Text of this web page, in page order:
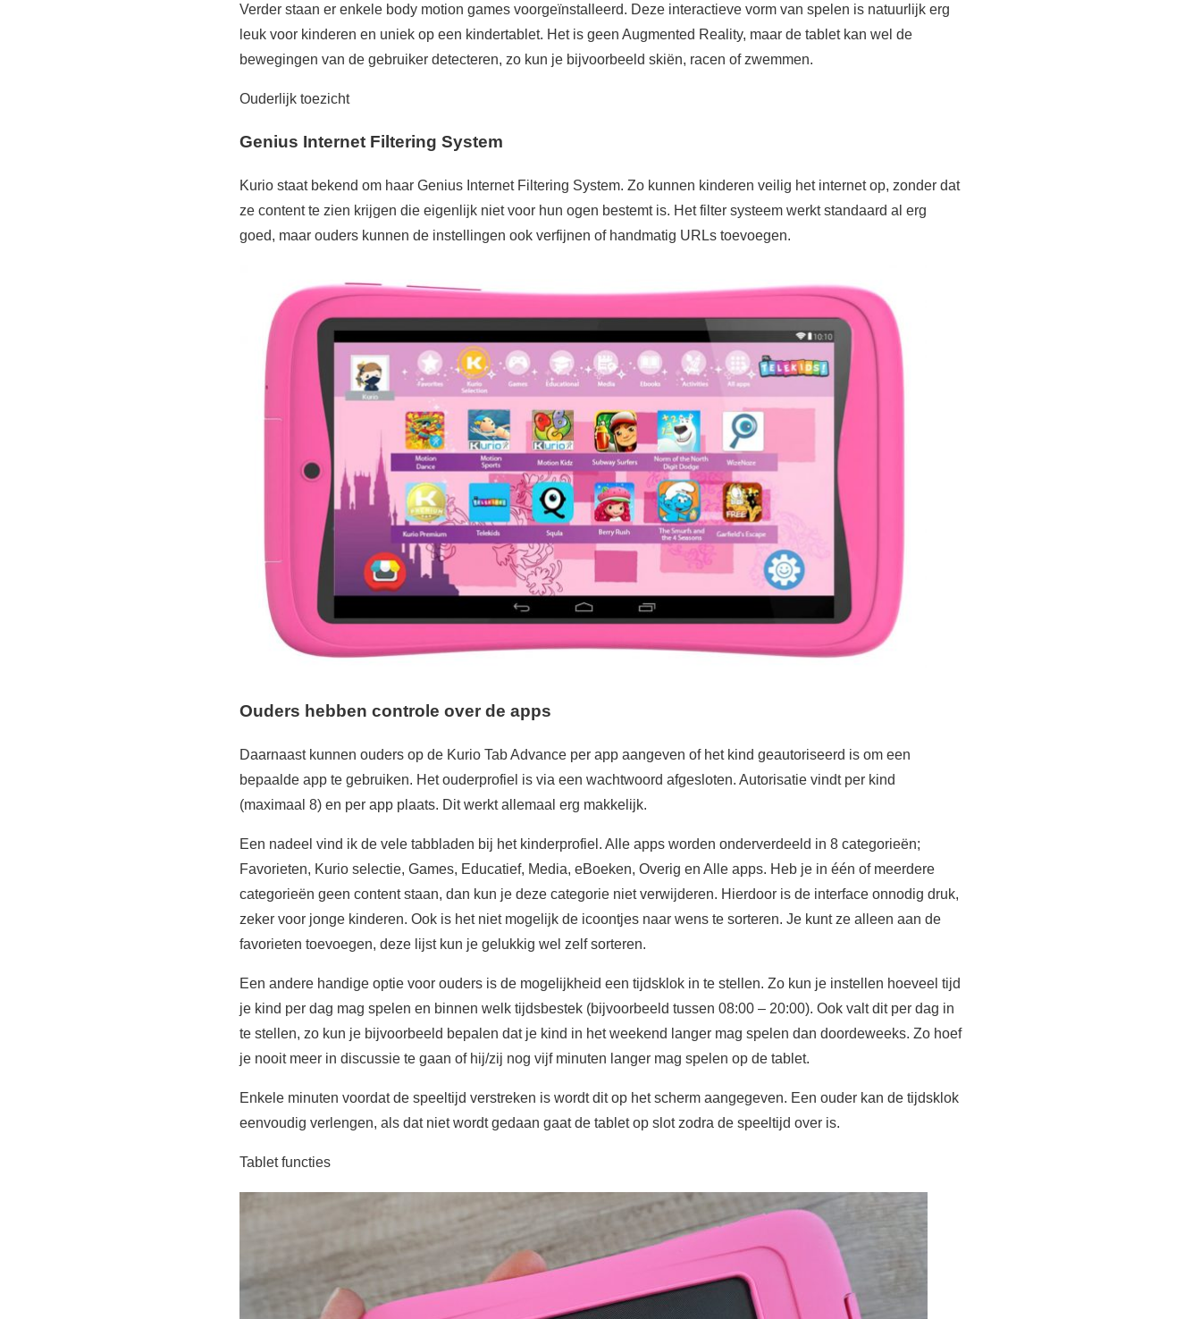
Verder staan er enkele body motion games voorgeïnstalleerd. Deze interactieve vorm van spelen is natuurlijk erg
leuk voor kinderen en uniek op een kindertablet. Het is geen Augmented Reality, maar de tablet kan wel de
bewegingen van de gebruiker detecteren, zo kun je bijvoorbeeld skiën, racen of zwemmen.
Ouderlijk toezicht
Genius Internet Filtering System
Kurio staat bekend om haar Genius Internet Filtering System. Zo kunnen kinderen veilig het internet op, zonder dat
ze content te zien krijgen die eigenlijk niet voor hun ogen bestemt is. Het filter systeem werkt standaard al erg
goed, maar ouders kunnen de instellingen ook verfijnen of handmatig URLs toevoegen.
Ouders hebben controle over de apps
Daarnaast kunnen ouders op de Kurio Tab Advance per app aangeven of het kind geautoriseerd is om een
bepaalde app te gebruiken. Het ouderprofiel is via een wachtwoord afgesloten. Autorisatie vindt per kind
(maximaal 8) en per app plaats. Dit werkt allemaal erg makkelijk.
Een nadeel vind ik de vele tabbladen bij het kinderprofiel. Alle apps worden onderverdeeld in 8 categorieën;
Favorieten, Kurio selectie, Games, Educatief, Media, eBoeken, Overig en Alle apps. Heb je in één of meerdere
categorieën geen content staan, dan kun je deze categorie niet verwijderen. Hierdoor is de interface onnodig druk,
zeker voor jonge kinderen. Ook is het niet mogelijk de icoontjes naar wens te sorteren. Je kunt ze alleen aan de
favorieten toevoegen, deze lijst kun je gelukkig wel zelf sorteren.
Een andere handige optie voor ouders is de mogelijkheid een tijdsklok in te stellen. Zo kun je instellen hoeveel tijd
je kind per dag mag spelen en binnen welk tijdsbestek (bijvoorbeeld tussen 08:00 – 20:00). Ook valt dit per dag in
te stellen, zo kun je bijvoorbeeld bepalen dat je kind in het weekend langer mag spelen dan doordeweeks. Zo hoef
je nooit meer in discussie te gaan of hij/zij nog vijf minuten langer mag spelen op de tablet.
Enkele minuten voordat de speeltijd verstreken is wordt dit op het scherm aangegeven. Een ouder kan de tijdsklok
eenvoudig verlengen, als dat niet wordt gedaan gaat de tablet op slot zodra de speeltijd over is.
Tablet functies